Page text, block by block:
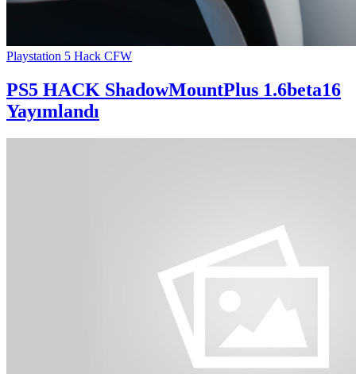
Playstation 5 Hack CFW
PS5 HACK ShadowMountPlus 1.6beta16
Yayımlandı